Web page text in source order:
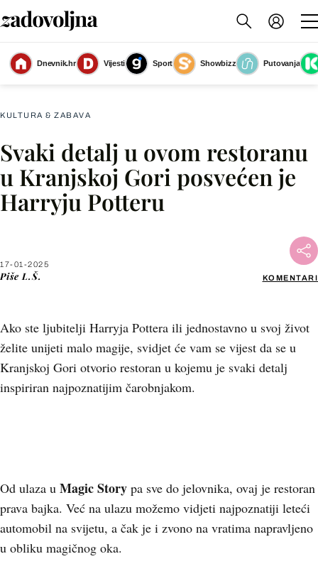
Dnevnik.hr Vijesti Sport Showbizz
Putovanja
Restoran Magic Story Show u Kranjskoj Gori(Foto: Facebook@MagicStory)
KULTURA & ZABAVA
Svaki detalj u ovom restoranu
u Kranjskoj Gori posvećen je
Harryju Potteru
17-01-2025
Piše L.Š. KOMENTARI
Ako ste ljubitelji Harryja Pottera ili jednostavno u svoj život
želite unijeti malo magije, svidjet će vam se vijest da se u
Kranjskoj Gori otvorio restoran u kojemu je svaki detalj
inspiriran najpoznatijim čarobnjakom.
Facebook
X
Od ulaza u Magic Story pa sve do jelovnika, ovaj je restoran
prava bajka. Već na ulazu možemo vidjeti najpoznatiji leteći
automobil na svijetu, a čak je i zvono na vratima napravljeno
u obliku magičnog oka.